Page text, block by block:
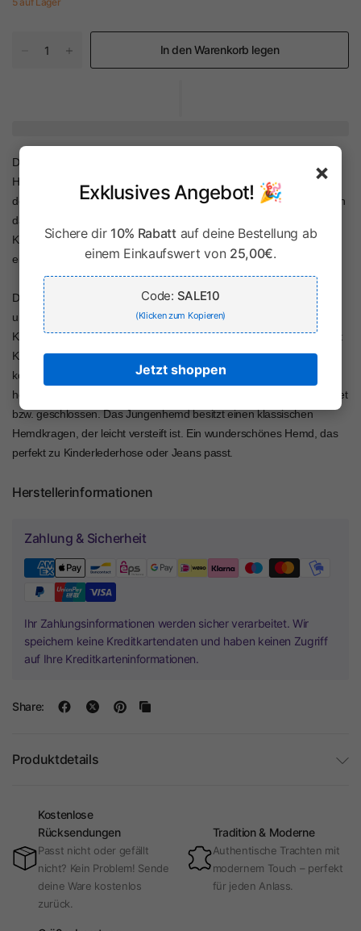
In den Warenkorb legen
Das schöne, hochwertig gearbeitete Trachtenhemd vom deutschen
Hersteller Isar-Trachten ergänzt perfekt das zünftige Trachten-Outfit
der kleinen Trachtenfans. Das Hemd ist unifarben und besticht durch
das trachtige Hirschmotiv und karierte Einsätze an Kragen,
Knopfleiste und Manschetten. Mit diesem Hemd sieht Ihr Junge
einfach toll aus auf Oktoberfest, Kirchweih oder Hochzeit!
Das Material des Hemdes ist feinste Baumwolle, es ist sehr weich
und liegt toll auf der Haut. Neben der kleinen Brusttasche ist das
Kinderhemd schön schlicht gehalten und wird durchgehend vorn mit
Knöpfen in Hirschhornoptik geschlossen. An heißen Sommertagen
können die langen Ärmel des Trachtenhemdes wunderbar
hochgekrempelt werden. Die Ärmel werden mit einem Knopf geöffnet
bzw. geschlossen. Das Jungenhemd besitzt einen klassischen
Hemdkragen, der leicht versteift ist. Ein wunderschönes Hemd, das
perfekt zu Kinderlederhose oder Jeans passt.
Herstellerinformationen
Zahlung & Sicherheit
Ihr Zahlungsinformationen werden sicher verarbeitet. Wir
speichern keine Kreditkartendaten und haben keinen Zugriff
auf Ihre Kreditkarteninformationen.
Share:
Produktdetails
Kostenlose
Rücksendungen
Passt nicht oder gefällt
nicht? Kein Problem! Sende
deine Ware kostenlos
zurück.
Tradition & Moderne
Authentische Trachten mit
modernem Touch – perfekt
für jeden Anlass.
×
Exklusives Angebot! 🎉
Sichere dir 10% Rabattauf deine Bestellung ab
einem Einkaufswert von 25,00€.
Code: SALE10
(Klicken zum Kopieren)
Jetzt shoppen